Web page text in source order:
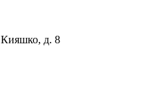
Кияшко, д. 8